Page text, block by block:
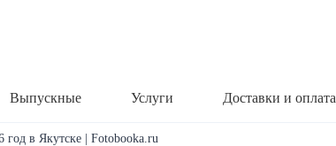
Выпускные Услуги Доставки и оплата
год в Якутске | Fotobooka.ru